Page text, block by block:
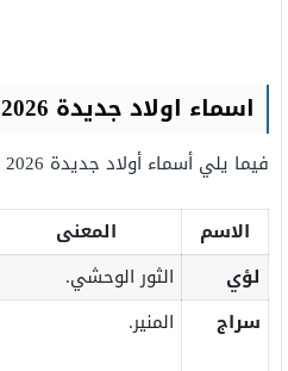
اسماء اولاد جديدة 2026
فيما يلي أسماء أولاد جديدة 2026 :
الاسم المعنى
لؤي
الثور الوحشي.
سراج
المنير.